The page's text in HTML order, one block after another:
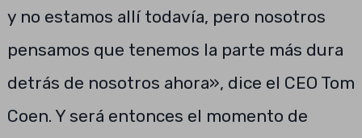
y no estamos allí todavía, pero nosotros
pensamos que tenemos la parte más dura
detrás de nosotros ahora», dice el CEO Tom
Coen. Y será entonces el momento de